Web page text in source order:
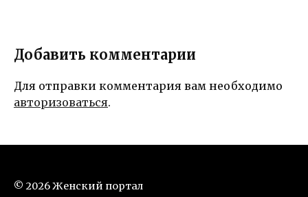
Добавить комментарии
Для отправки комментария вам необходимо
авторизоваться.
© 2026 Женский портал